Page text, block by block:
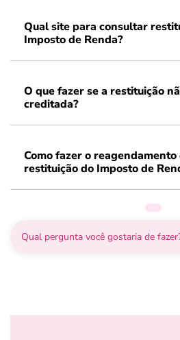
Qual site para consultar
Imposto de Renda?
O que fazer se a restituição
creditada?
Como fazer o reagendamento
restituição do Imposto de